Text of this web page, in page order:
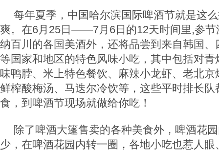
每年夏季，中国哈尔滨国际啤酒节就是这
爽。在6月25日——7月6日的12天时间里,参节
纳百川的各国美酒外，还将品尝到来自韩国
等国家和地区的特色风味小吃，其中包括对
味鸭脖、米上特色餐饮、麻辣小龙虾、老北
鲜榨酸梅汤、马迭尔冷饮等，这些平时排长
食，到啤酒节现场就做给你吃！
除了啤酒大篷售卖的各种美食外，啤酒花
少，在啤酒花园内转一圈，各地小吃也惹人